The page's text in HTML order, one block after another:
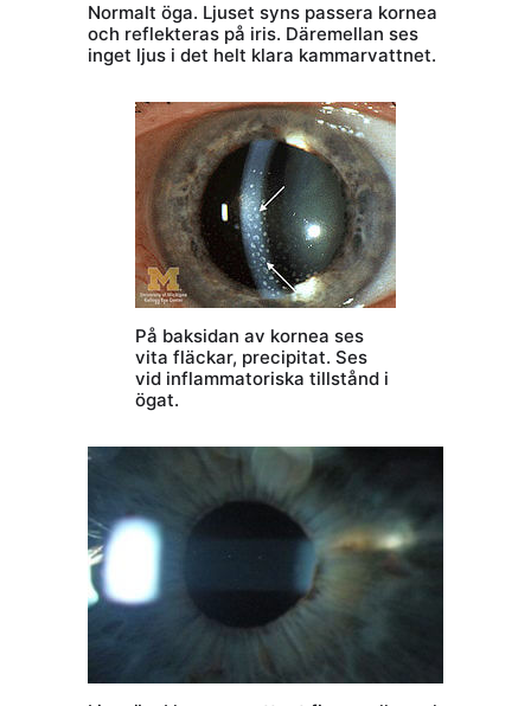
Normalt öga. Ljuset syns passera kornea
och reflekteras på iris. Däremellan ses
inget ljus i det helt klara kammarvattnet.
På baksidan av kornea ses
vita fläckar, precipitat. Ses
vid inflammatoriska tillstånd i
ögat.